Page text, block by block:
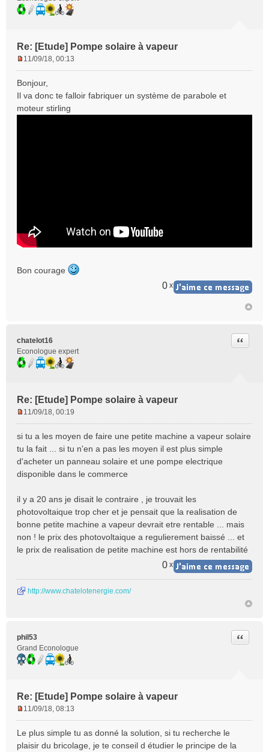
Re: [Etude] Pompe solaire à vapeur
s
s
a
11/09/18, 00:13
Bonjour,
Il va donc te falloir fabriquer un système de parabole et
moteur stirling
Bon courage
0 x
chatelot16
Econologue expert
Re: [Etude] Pompe solaire à vapeur
Citer
s
a
g
o
n
l
u
11/09/18, 00:19
si tu a les moyen de faire une petite machine a vapeur solaire
tu la fait ... si tu n'en a pas les moyen il est plus simple
d'acheter un panneau solaire et une pompe electrique
disponible dans le commerce
il y a 20 ans je disait le contraire , je trouvait les
photovoltaique trop cher et je pensait que la realisation de
bonne petite machine a vapeur devrait etre rentable ... mais
non ! le prix des photovoltaique a regulierement baissé ... et
le prix de realisation de petite machine est hors de rentabilité
0 x
http://www.chatelotenergie.com/
phil53
Grand Econologue
Re: [Etude] Pompe solaire à vapeur
Citer
s
s
11/09/18, 08:13
Le plus simple tu as donné la solution, si tu recherche le
plaisir du bricolage, je te conseil d étudier le principe de la